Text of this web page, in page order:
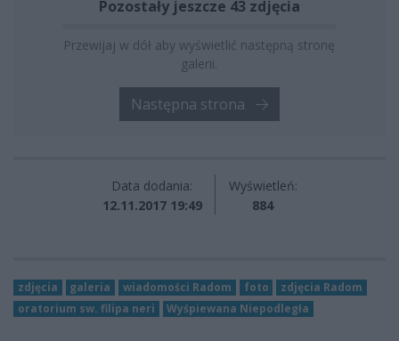
Pozostały jeszcze 43 zdjęcia
Przewijaj w dół aby wyświetlić następną stronę
galerii.
Następna strona
Data dodania:
12.11.2017 19:49
Wyświetleń:
884
zdjęcia galeria wiadomości Radom foto
zdjęcia Radom
oratorium sw. filipa neri
Wyśpiewana Niepodległa